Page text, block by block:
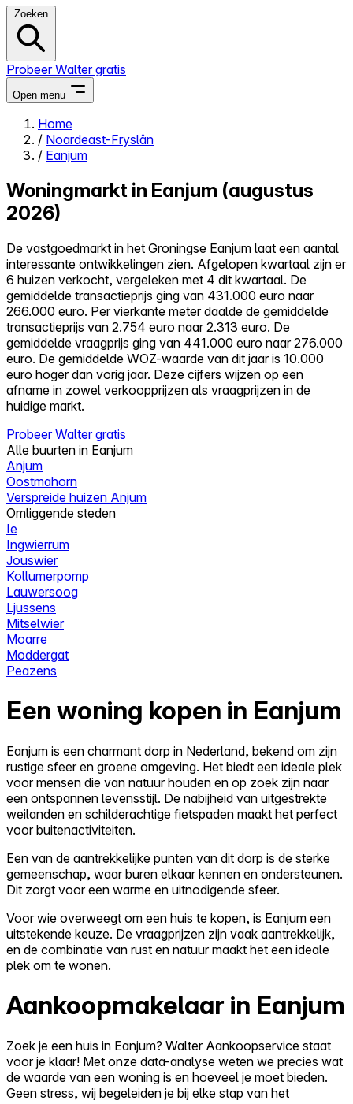
Zoeken
Probeer Walter gratis
Open menu
Close menu
Alles-in-één
Reviews
Prijzen
Log in
Probeer Walter gratis
Home
/ Noardeast-Fryslân
/ Eanjum
Woningmarkt in Eanjum (augustus
2026)
De vastgoedmarkt in het Groningse Eanjum laat een aantal
interessante ontwikkelingen zien. Afgelopen kwartaal zijn er
6 huizen verkocht, vergeleken met 4 dit kwartaal. De
gemiddelde transactieprijs ging van 431.000 euro naar
266.000 euro. Per vierkante meter daalde de gemiddelde
transactieprijs van 2.754 euro naar 2.313 euro. De
gemiddelde vraagprijs ging van 441.000 euro naar 276.000
euro. De gemiddelde WOZ-waarde van dit jaar is 10.000
euro hoger dan vorig jaar. Deze cijfers wijzen op een
afname in zowel verkoopprijzen als vraagprijzen in de
huidige markt.
Probeer Walter gratis
Alle buurten in Eanjum
Anjum
Oostmahorn
Verspreide huizen Anjum
Omliggende steden
Ie
Ingwierrum
Jouswier
Kollumerpomp
Lauwersoog
Ljussens
Mitselwier
Moarre
Moddergat
Peazens
Een woning kopen in Eanjum
Eanjum is een charmant dorp in Nederland, bekend om zijn
rustige sfeer en groene omgeving. Het biedt een ideale plek
voor mensen die van natuur houden en op zoek zijn naar
een ontspannen levensstijl. De nabijheid van uitgestrekte
weilanden en schilderachtige fietspaden maakt het perfect
voor buitenactiviteiten.
Een van de aantrekkelijke punten van dit dorp is de sterke
gemeenschap, waar buren elkaar kennen en ondersteunen.
Dit zorgt voor een warme en uitnodigende sfeer.
Voor wie overweegt om een huis te kopen, is Eanjum een
uitstekende keuze. De vraagprijzen zijn vaak aantrekkelijk,
en de combinatie van rust en natuur maakt het een ideale
plek om te wonen.
Aankoopmakelaar in Eanjum
Zoek je een huis in Eanjum? Walter Aankoopservice staat
voor je klaar! Met onze data-analyse weten we precies wat
de waarde van een woning is en hoeveel je moet bieden.
Geen stress, wij begeleiden je bij elke stap van het